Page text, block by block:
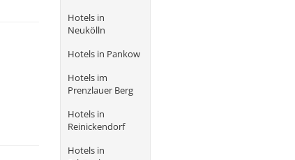
Hotels in
Neukölln
Hotels in Pankow
Hotels im
Prenzlauer Berg
Hotels in
Reinickendorf
Hotels in